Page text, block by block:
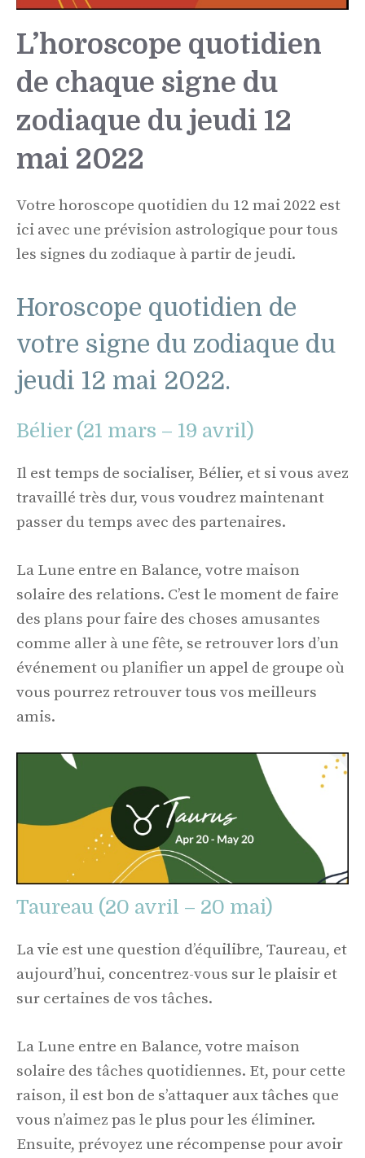
L’horoscope quotidien
de chaque signe du
zodiaque du jeudi 12
mai 2022
Votre horoscope quotidien du 12 mai 2022 est
ici avec une prévision astrologique pour tous
les signes du zodiaque à partir de jeudi.
Horoscope quotidien de
votre signe du zodiaque du
jeudi 12 mai 2022.
Bélier (21 mars – 19 avril)
Il est temps de socialiser, Bélier, et si vous avez
travaillé très dur, vous voudrez maintenant
passer du temps avec des partenaires.
La Lune entre en Balance, votre maison
solaire des relations. C’est le moment de faire
des plans pour faire des choses amusantes
comme aller à une fête, se retrouver lors d’un
événement ou planifier un appel de groupe où
vous pourrez retrouver tous vos meilleurs
amis.
Taureau (20 avril – 20 mai)
La vie est une question d’équilibre, Taureau, et
aujourd’hui, concentrez-vous sur le plaisir et
sur certaines de vos tâches.
La Lune entre en Balance, votre maison
solaire des tâches quotidiennes. Et, pour cette
raison, il est bon de s’attaquer aux tâches que
vous n’aimez pas le plus pour les éliminer.
Ensuite, prévoyez une récompense pour avoir